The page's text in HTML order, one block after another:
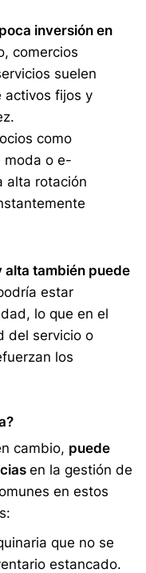
inversión en
comercios
suelen
activos fijos y
como
moda o e-
alta rotación
alta también puede
estar
lo que en el
del servicio o
los
cambio, puede
en la gestión de
en estos
que no se
estancado.